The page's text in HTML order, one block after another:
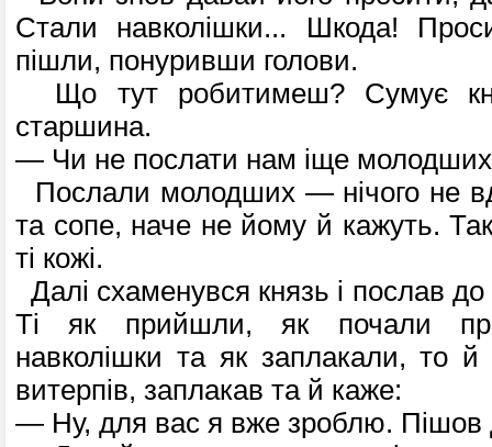
Стали навколішки... Шкода!
пішли, понуривши голови.
Що тут робитимеш? Сумує
старшина.
— Чи не послати нам іще
Послали молодших — нічого не
та сопе, наче не йому й кажуть.
ті кожі.
Далі схаменувся князь і послав
Ті як прийшли, як почали
навколішки та як заплакали, то
витерпів, заплакав та й каже:
— Ну, для вас я вже зроблю. Пішов